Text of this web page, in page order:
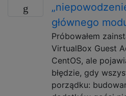
głównego
Próbowałem
VirtualBox Guest
CentOS, ale
błędzie, gdy
porządku: